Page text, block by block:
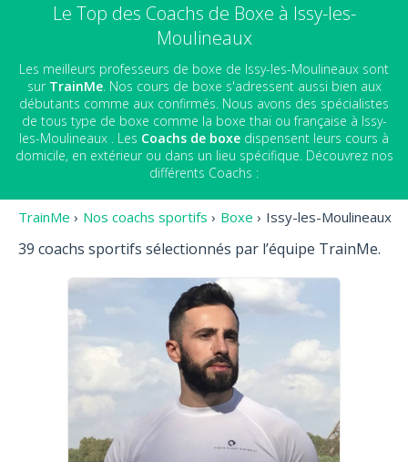
Le Top des Coachs de Boxe à Issy-les-
Moulineaux
Les meilleurs professeurs de boxe de Issy-les-Moulineaux sont
sur TrainMe. Nos cours de boxe s'adressent aussi bien aux
débutants comme aux confirmés. Nous avons des spécialistes
de tous type de boxe comme la boxe thaï ou française à Issy-
les-Moulineaux . Les Coachs de boxe dispensent leurs cours à
domicile, en extérieur ou dans un lieu spécifique. Découvrez nos
différents Coachs :
TrainMe › Nos coachs sportifs › Boxe › Issy-les-Moulineaux
39 coachs sportifs sélectionnés par l’équipe TrainMe.